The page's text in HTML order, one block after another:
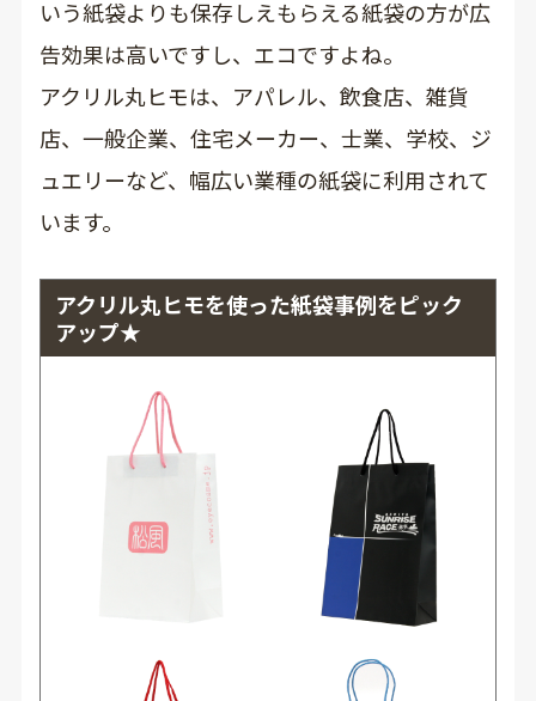
いう紙袋よりも保存しえもらえる紙袋の方が広
告効果は高いですし、エコですよね。
アクリル丸ヒモは、アパレル、飲食店、雑貨
店、一般企業、住宅メーカー、士業、学校、ジ
ュエリーなど、幅広い業種の紙袋に利用されて
います。
アクリル丸ヒモを使った紙袋事例をピック
アップ★